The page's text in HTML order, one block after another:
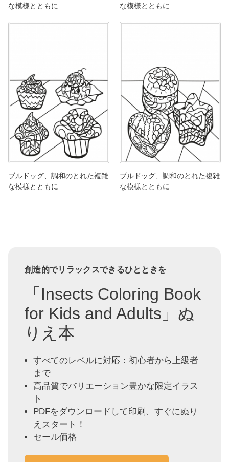
な模様とともに な模様とともに
ブルドッグ、調和のとれた複雑
な模様とともに
ブルドッグ、調和のとれた複雑
な模様とともに
創造的でリラックスできるひとときを
「Insects Coloring Book
for Kids and Adults」ぬ
りえ本
すべてのレベルに対応：初心者から上級者
まで
高品質でバリエーション豊かな限定イラス
ト
PDFをダウンロードして印刷、すぐにぬり
えスタート！
セール価格